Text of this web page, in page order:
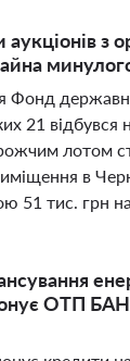
аукціонів з
Фонд
21
лотом
в
51 тис. грн
ОТП